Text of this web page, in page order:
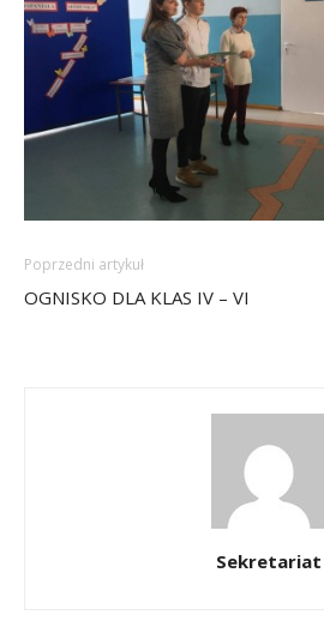
Poprzedni artykuł
OGNISKO DLA KLAS IV – VI
Sekretariat